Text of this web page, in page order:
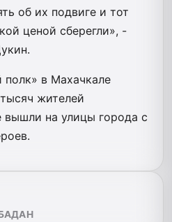
об их подвиге и тот
ценой сберегли», -
в Махачкале
жителей
вышли на улицы города с